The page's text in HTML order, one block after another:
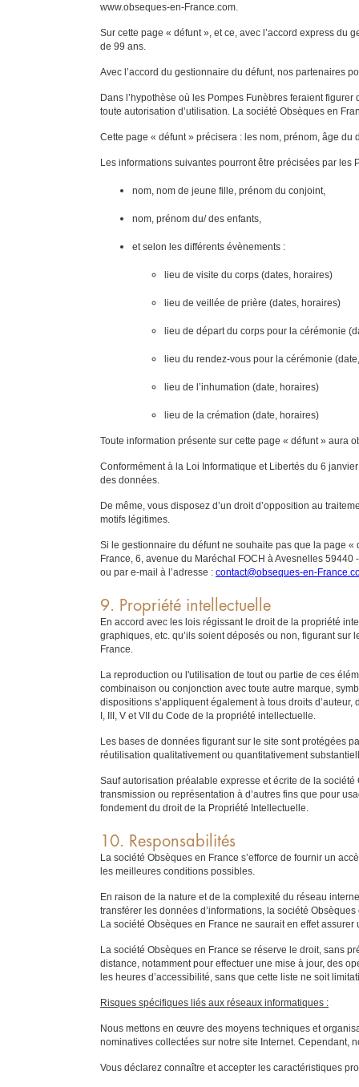
www.obseques-en-France.com.
Sur cette page « défunt », et ce, avec l’accord express
de 99 ans.
Avec l’accord du gestionnaire du défunt, nos partenaires
Dans l’hypothèse où les Pompes Funèbres feraient
toute autorisation d’utilisation. La société Obsèques en
Cette page « défunt » précisera : les nom, prénom, âge
Les informations suivantes pourront être précisées par les
nom, nom de jeune fille, prénom du conjoint,
nom, prénom du/ des enfants,
et selon les différents évènements :
lieu de visite du corps (dates, horaires)
lieu de veillée de prière (dates, horaires)
lieu de départ du corps pour la cérémonie
lieu du rendez-vous pour la cérémonie
lieu de l’inhumation (date, horaires)
lieu de la crémation (date, horaires)
Toute information présente sur cette page « défunt » aura
Conformément à la Loi Informatique et Libertés du 6
des données.
De même, vous disposez d’un droit d’opposition au
motifs légitimes.
Si le gestionnaire du défunt ne souhaite pas que la page
France, 6, avenue du Maréchal FOCH à Avesnelles
ou par e-mail à l’adresse : contact@obseques-en-
9. Propriété intellectuelle
En accord avec les lois régissant le droit de la propriété
graphiques, etc. qu’ils soient déposés ou non, figurant
France.
La reproduction ou l'utilisation de tout ou partie de ces
combinaison ou conjonction avec toute autre marque,
dispositions s’appliquent également à tous droits
I, III, V et VII du Code de la propriété intellectuelle.
Les bases de données figurant sur le site sont protégées
réutilisation qualitativement ou quantitativement
Sauf autorisation préalable expresse et écrite de la
transmission ou représentation à d’autres fins que pour
fondement du droit de la Propriété Intellectuelle.
10. Responsabilités
La société Obsèques en France s’efforce de fournir un
les meilleures conditions possibles.
En raison de la nature et de la complexité du réseau
transférer les données d’informations, la société
La société Obsèques en France ne saurait en effet
La société Obsèques en France se réserve le droit, sans
distance, notamment pour effectuer une mise à jour, des
les heures d’accessibilité, sans que cette liste ne soit
Risques spécifiques liés aux réseaux informatiques :
Nous mettons en œuvre des moyens techniques et
nominatives collectées sur notre site Internet. Cependant,
Vous déclarez connaître et accepter les caractéristiques